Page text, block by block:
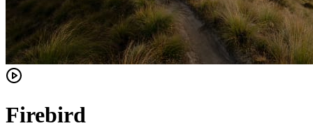
Firebird